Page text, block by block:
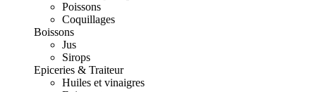
Poissons
Coquillages
Boissons
Jus
Sirops
Epiceries & Traiteur
Huiles et vinaigres